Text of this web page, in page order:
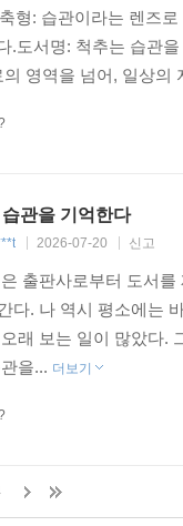
형: 습관이라는 렌즈
.도서명: 척추는 습관
영역을 넘어, 일상
관을 기억한다
2026-07-20 신고
출판사로부터 도서
다. 나 역시 평소에는
래 보는 일이 많았다.
을... 더보기